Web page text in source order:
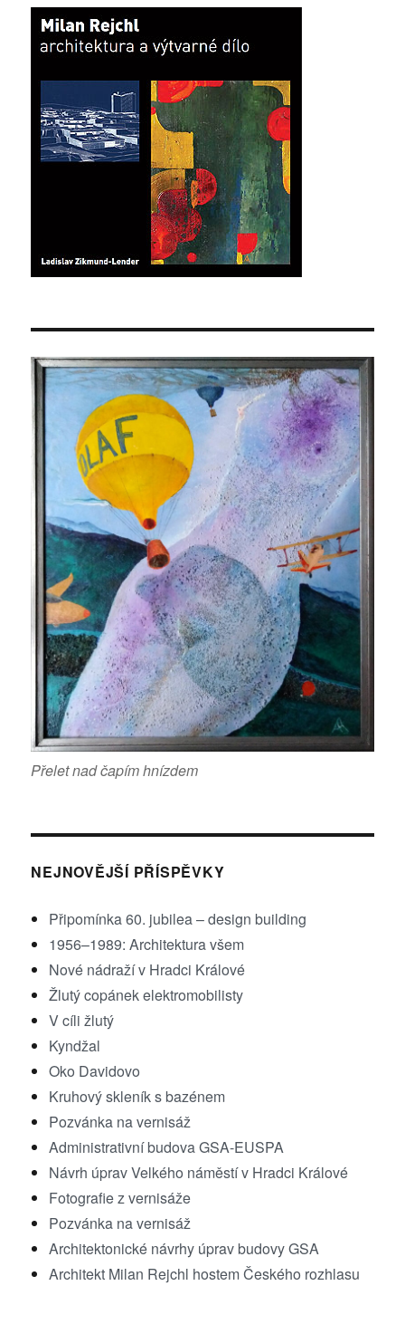
Přelet nad čapím hnízdem
NEJNOVĚJŠÍ PŘÍSPĚVKY
Připomínka 60. jubilea – design building
1956–1989: Architektura všem
Nové nádraží v Hradci Králové
Žlutý copánek elektromobilisty
V cíli žlutý
Kyndžal
Oko Davidovo
Kruhový skleník s bazénem
Pozvánka na vernisáž
Administrativní budova GSA-EUSPA
Návrh úprav Velkého náměstí v Hradci Králové
Fotografie z vernisáže
Pozvánka na vernisáž
Architektonické návrhy úprav budovy GSA
Architekt Milan Rejchl hostem Českého rozhlasu